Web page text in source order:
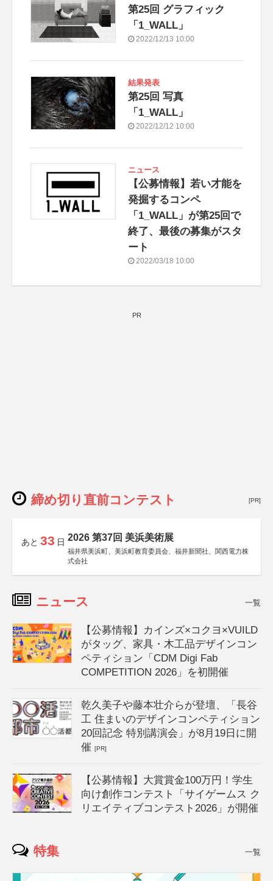
第25回 グラフィック
「1_WALL」
2022/12/13 10:00
結果発表
第25回 写真
「1_WALL」
2022/12/12 10:00
ニュース
【公募情報】若い才能を
発掘するコンペ
「1_WALL」が第25回で
終了、最後の募集がスタ
ート
2022/03/18 10:00
PR
締め切り直前コンテスト [PR]
あと 33 日 2026 第37回 美浜美術展
福井県美浜町、美浜町教育委員会、福井新聞社、関西電力株
式会社
ニュース 一覧
【公募情報】カインズ×コクヨ×VUILD
がタッグ、家具・木工品デザインコン
ペティション「CDM Digi Fab
COMPETITION 2026」を初開催
乾久美子や藤本壮介らが登壇、「長谷
工 住まいのデザインコンペティション
20回記念 特別講演会」が8月19日に開
催[PR]
【公募情報】大賞賞金100万円！学生
向け創作コンテスト「サイゲームス ク
リエイティブコンテスト2026」が開催
特集 一覧